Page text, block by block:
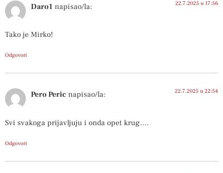
Daro1 napisao/la: 22.7.2025 u 17:56
Tako je Mirko!
Odgovori
Pero Peric napisao/la: 22.7.2025 u 22:54
Svi svakoga prijavljuju i onda opet krug….
Odgovori